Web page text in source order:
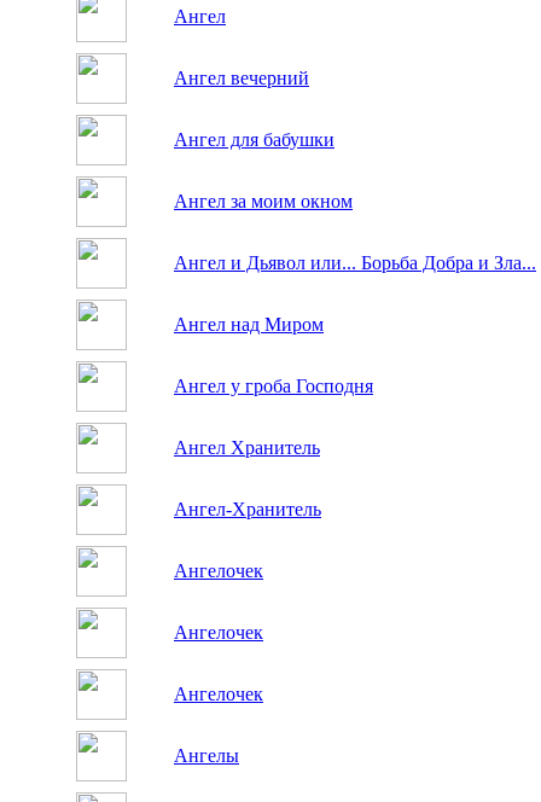
Ангел
Ангел вечерний
Ангел для бабушки
Ангел за моим окном
Ангел и Дьявол или... Борьба Добра и Зла...
Ангел над Миром
Ангел у гроба Господня
Ангел Хранитель
Ангел-Хранитель
Ангелочек
Ангелочек
Ангелочек
Ангелы